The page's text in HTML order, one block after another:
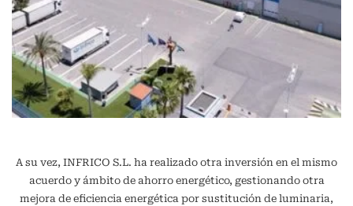
A su vez, INFRICO S.L. ha realizado otra inversión en el mismo
acuerdo y ámbito de ahorro energético, gestionando otra
mejora de eficiencia energética por sustitución de luminaria,